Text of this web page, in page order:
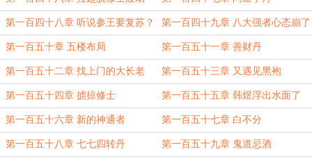
第一百四十八章 听说参王要复苏？ 第一百四十九章 八大强者心态崩了
第一百五十章 五楼布局 第一百五十一章 善财丹
第一百五十二章 找上门的大长老 第一百五十三章 又遇见黑袍
第一百五十四章 掳掠修士 第一百五十五章 韩煜浮出水面了
第一百五十六章 新的神通者 第一百五十七章 白不分
第一百五十八章 七七四转丹 第一百五十九章 鬼道忌酒